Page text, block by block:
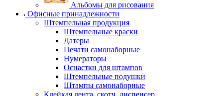
Альбомы для рисования
Офисные принадлежности
Штемпельная продукция
Штемпельные краски
Датеры
Печати самонаборные
Нумераторы
Оснастки для штампов
Штемпельные подушки
Штампы самонаборные
Клейкая лента, скотч, диспенсер